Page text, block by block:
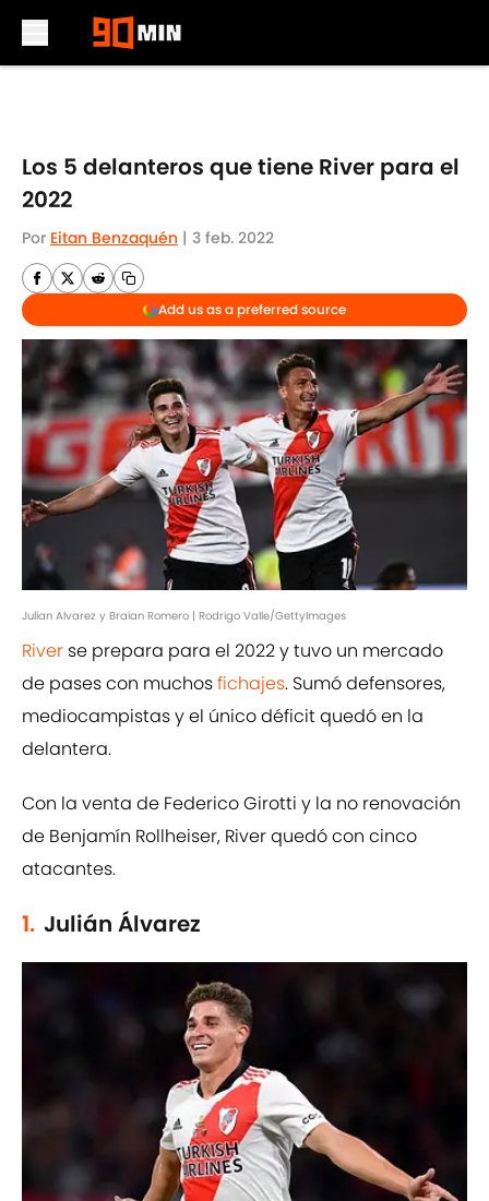
Los 5 delanteros que tiene River para el
2022
Por Eitan Benzaquén | 3 feb. 2022
Add us as a preferred source
Julian Alvarez y Braian Romero | Rodrigo Valle/GettyImages
River se prepara para el 2022 y tuvo un mercado
de pases con muchosfichajes. Sumó defensores,
mediocampistas y el único déficit quedó en la
delantera.
Con la venta de Federico Girotti y la no renovación
de Benjamín Rollheiser, River quedó con cinco
atacantes.
1. Julián Álvarez